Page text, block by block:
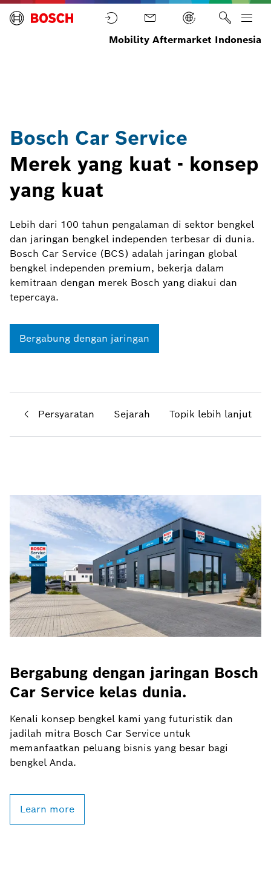
Mobility Aftermarket Indonesia
Bosch Car Service
Merek yang kuat - konsep
yang kuat
Lebih dari 100 tahun pengalaman di sektor bengkel
dan jaringan bengkel independen terbesar di dunia.
Bosch Car Service (BCS) adalah jaringan global
bengkel independen premium, bekerja dalam
kemitraan dengan merek Bosch yang diakui dan
tepercaya.
Bergabung dengan jaringan
Persyaratan Sejarah Topik lebih lanjut
Bergabung dengan jaringan Bosch
Car Service kelas dunia.
Kenali konsep bengkel kami yang futuristik dan
jadilah mitra Bosch Car Service untuk
memanfaatkan peluang bisnis yang besar bagi
bengkel Anda.
Learn more